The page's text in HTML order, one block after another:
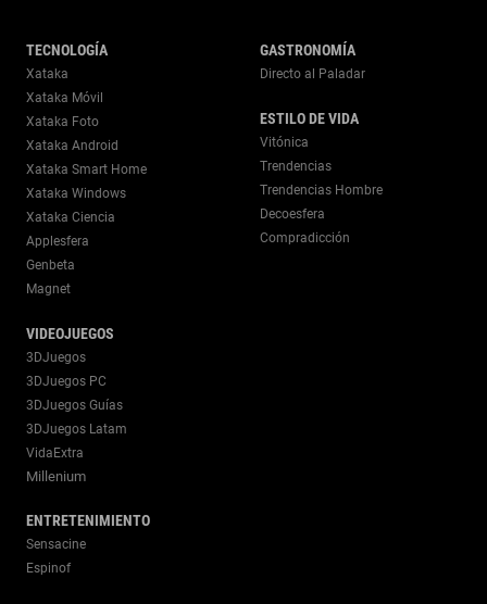
TECNOLOGÍA
Xataka
Xataka Móvil
Xataka Foto
Xataka Android
Xataka Smart Home
Xataka Windows
Xataka Ciencia
Applesfera
Genbeta
Magnet
VIDEOJUEGOS
3DJuegos
3DJuegos PC
3DJuegos Guías
3DJuegos Latam
VidaExtra
Millenium
ENTRETENIMIENTO
Sensacine
Espinof
GASTRONOMÍA
Directo al Paladar
ESTILO DE VIDA
Vitónica
Trendencias
Trendencias Hombre
Decoesfera
Compradicción